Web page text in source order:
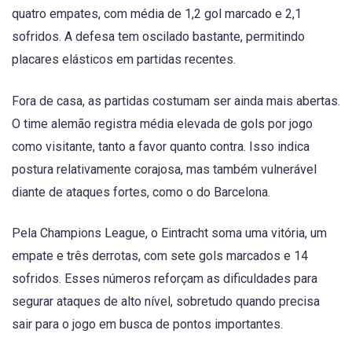
quatro empates, com média de 1,2 gol marcado e 2,1
sofridos. A defesa tem oscilado bastante, permitindo
placares elásticos em partidas recentes.
Fora de casa, as partidas costumam ser ainda mais abertas.
O time alemão registra média elevada de gols por jogo
como visitante, tanto a favor quanto contra. Isso indica
postura relativamente corajosa, mas também vulnerável
diante de ataques fortes, como o do Barcelona.
Pela Champions League, o Eintracht soma uma vitória, um
empate e três derrotas, com sete gols marcados e 14
sofridos. Esses números reforçam as dificuldades para
segurar ataques de alto nível, sobretudo quando precisa
sair para o jogo em busca de pontos importantes.